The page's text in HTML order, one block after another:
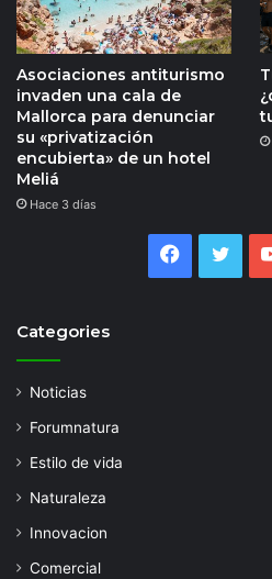
Asociaciones antiturismo
invaden una cala de
Mallorca para denunciar
su «privatización
encubierta» de un hotel
Meliá
Hace 3 días
Facebook
Categories
Noticias
Forumnatura
Estilo de vida
Naturaleza
Innovacion
Comercial